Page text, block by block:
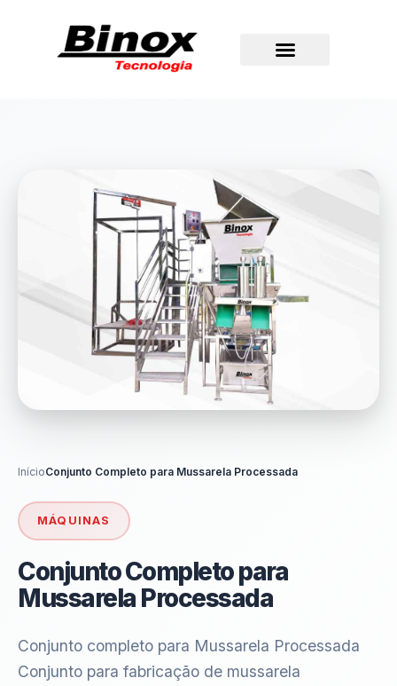
InícioConjunto Completo para Mussarela Processada
MÁQUINAS
Conjunto Completo para
Mussarela Processada
Conjunto completo para Mussarela Processada
Conjunto para fabricação de mussarela